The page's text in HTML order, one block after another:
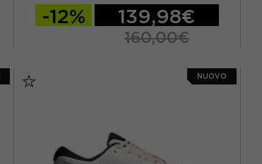
EUR 42,5 / US 9 EUR 43 / US 9.5
EUR 45 / US 11
-12% 139,98€
160,00€
NUOVO